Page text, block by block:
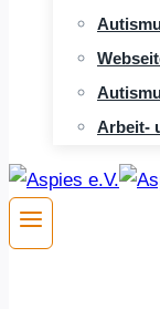
Arbeit-